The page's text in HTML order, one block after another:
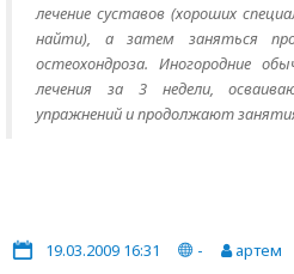
лечение суставов (хороших
найти), а затем заняться
остеохондроза. Иногородние
лечения за 3 недели,
упражнений и продолжают
19.03.2009 16:31 -
артем